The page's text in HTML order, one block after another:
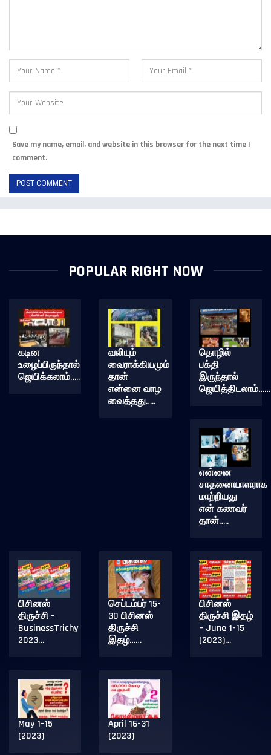
Save my name, email, and website in this browser for the next time I
comment.
POPULAR RIGHT NOW
கடின
உழைப்பிருந்தால்
ஜெயிக்கலாம்…..
வலியும்
வைராக்கியமும்
தான்
என்னை வாழ
வைத்தது…..
தொழில்
பக்தி
இருந்தால்
என்னை
சாதனையாளராக
மாற்றியது
என் கணவர்
தான்…..
பிசினஸ்
திருச்சி –
BusinessTrichy
2023…
செப்டம்பர் 15-
30 பிசினஸ்
திருச்சி
இதழ்……
பிசினஸ்
திருச்சி இதழ்
– June 1-15
(2023)…
May 1-15
(2023)
April 16-31
(2023)